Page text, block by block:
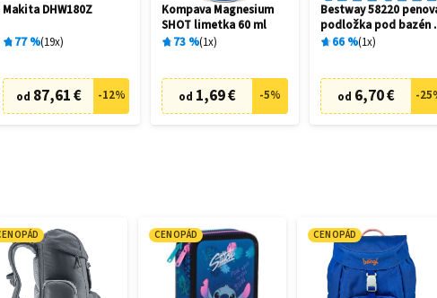
Makita DHW180Z
77% 19x
od 87,61 € -12%
Kompava Magnesium
SHOT limetka 60 ml
73 % 1x
od 1,69 € -5%
Bestway 58220
podložka pod bazén
x 50 cm (9 ks)
66 % 1x
od 6,70 € -25
CENOPÁD CENOPÁD